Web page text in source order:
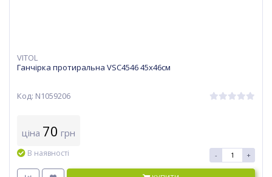
VITOL
Ганчірка протиральна VSC4546 45х46см
Код: N1059206
ціна 70 грн
В наявності - +